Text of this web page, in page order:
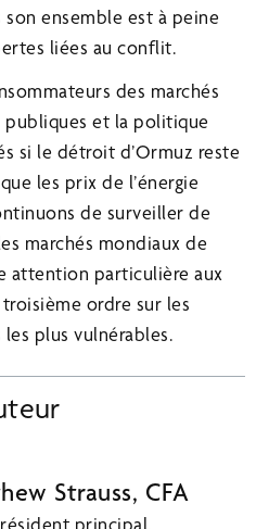
ensemble est à peine
liées au conflit.
des marchés
publiques et la politique
si le détroit d’Ormuz reste
les prix de l’énergie
de surveiller de
marchés mondiaux de
attention particulière aux
ordre sur les
plus vulnérables.
Strauss, CFA
principal,